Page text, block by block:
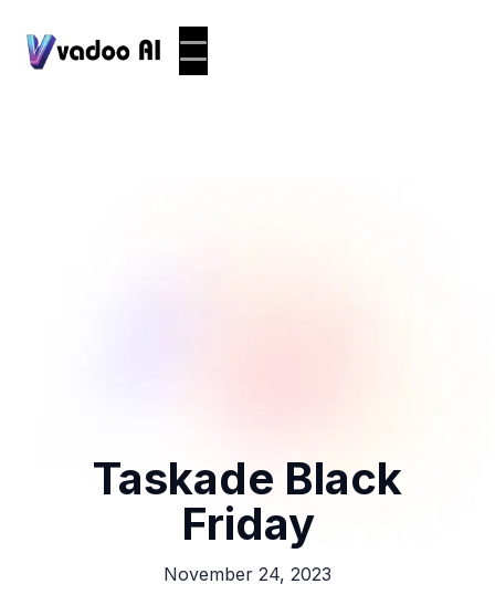
Taskade Black
Friday
November 24, 2023